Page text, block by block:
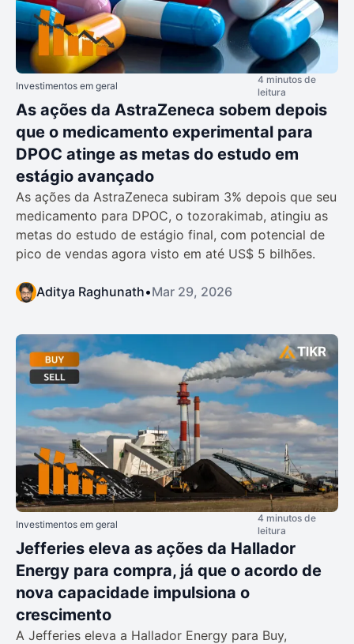
Investimentos em geral
4 minutos de
leitura
As ações da AstraZeneca sobem depois
que o medicamento experimental para
DPOC atinge as metas do estudo em
estágio avançado
As ações da AstraZeneca subiram 3% depois que seu
medicamento para DPOC, o tozorakimab, atingiu as
metas do estudo de estágio final, com potencial de
pico de vendas agora visto em até US$ 5 bilhões.
Aditya Raghunath•Mar 29, 2026
Investimentos em geral
4 minutos de
leitura
Jefferies eleva as ações da Hallador
Energy para compra, já que o acordo de
nova capacidade impulsiona o
crescimento
A Jefferies eleva a Hallador Energy para Buy,